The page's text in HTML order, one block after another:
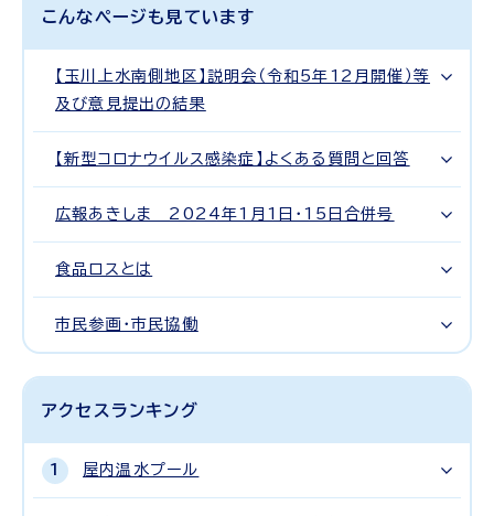
こんなページも見ています
【玉川上水南側地区】説明会（令和5年12月開催）等
及び意見提出の結果
【新型コロナウイルス感染症】よくある質問と回答
広報あきしま 2024年1月1日・15日合併号
食品ロスとは
市民参画・市民協働
アクセスランキング
屋内温水プール